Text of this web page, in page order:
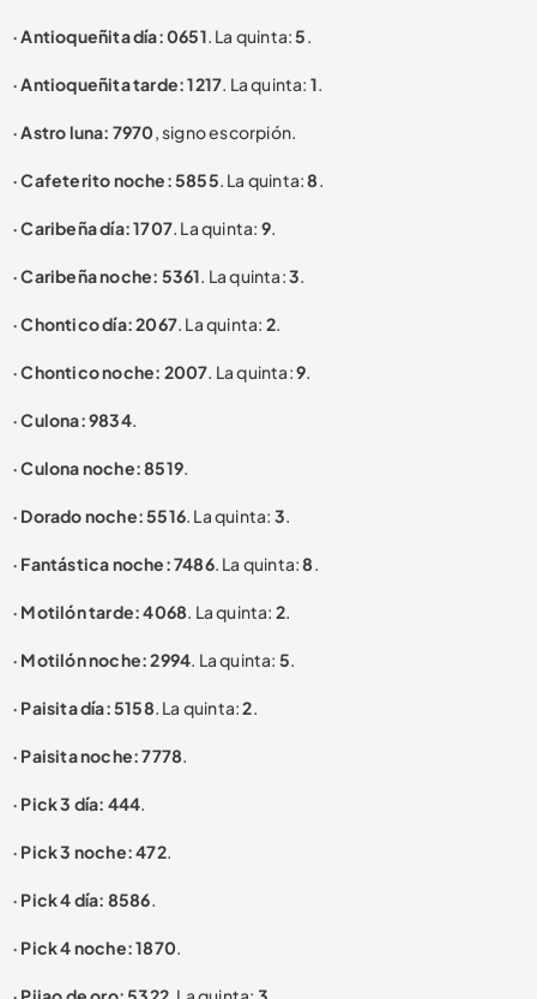
· Antioqueñita día: 0651. La quinta:5.
· Antioqueñita tarde: 1217. La quinta: 1.
· Astro luna: 7970, signo escorpión.
· Cafeterito noche: 5855. La quinta:8.
· Caribeña día: 1707. La quinta: 9.
· Caribeña noche: 5361. La quinta:3.
· Chontico día: 2067. La quinta: 2.
· Chontico noche: 2007. La quinta:9.
· Culona: 9834.
· Culona noche: 8519.
· Dorado noche: 5516. La quinta: 3.
· Fantástica noche: 7486. La quinta:8.
· Motilón tarde: 4068. La quinta: 2.
· Motilón noche: 2994. La quinta: 5.
· Paisita día: 5158. La quinta:2.
· Paisita noche: 7778.
· Pick 3 día: 444.
· Pick 3 noche: 472.
· Pick 4 día: 8586.
· Pick 4 noche: 1870.